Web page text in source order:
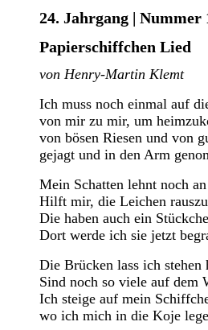
24. Jahrgang | Nummer
Papierschiffchen Lied
von Henry-Martin Klemt
Ich muss noch einmal auf
von mir zu mir, um
von bösen Riesen und von
gejagt und in den Arm
Mein Schatten lehnt noch
Hilft mir, die Leichen
Die haben auch ein
Dort werde ich sie jetzt
Die Brücken lass ich stehen
Sind noch so viele auf dem
Ich steige auf mein
wo ich mich in die Koje